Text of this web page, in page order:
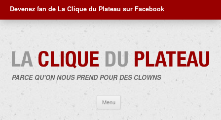
Devenez fan de La Clique du Plateau sur Facebook
PARCE QU'ON NOUS PREND POUR DES CLOWNS
Menu
contenu